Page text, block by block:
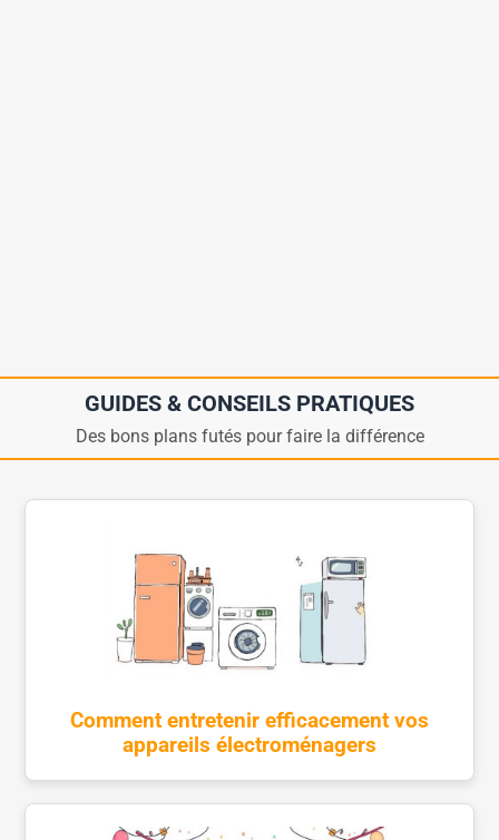
GUIDES & CONSEILS PRATIQUES
Des bons plans futés pour faire la différence
Comment entretenir efficacement vos
appareils électroménagers